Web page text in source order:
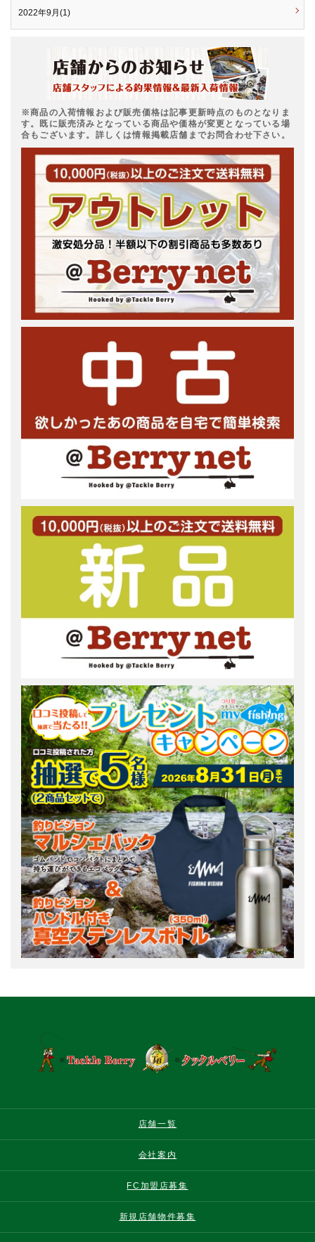
2022年9月(1)
※商品の入荷情報および販売価格は記事更新時点のものとなりま
す。既に販売済みとなっている商品や価格が変更となっている場
合もございます。詳しくは情報掲載店舗までお問合わせ下さい。
店舗一覧
会社案内
FC加盟店募集
新規店舗物件募集